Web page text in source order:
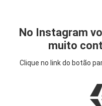
No Instagram
muito
Clique no link do botão